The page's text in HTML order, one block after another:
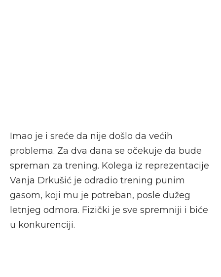
Imao je i sreće da nije došlo da većih
problema. Za dva dana se očekuje da bude
spreman za trening. Kolega iz reprezentacije
Vanja Drkušić je odradio trening punim
gasom, koji mu je potreban, posle dužeg
letnjeg odmora. Fizički je sve spremniji i biće
u konkurenciji.